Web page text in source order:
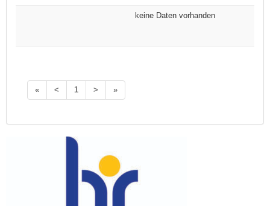
keine Daten vorhanden
« < 1 > »